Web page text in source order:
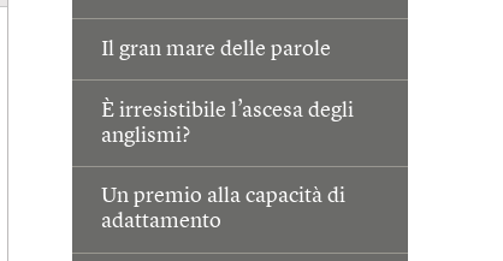
Il gran mare delle parole
È irresistibile l’ascesa degli
anglismi?
Un premio alla capacità di
adattamento